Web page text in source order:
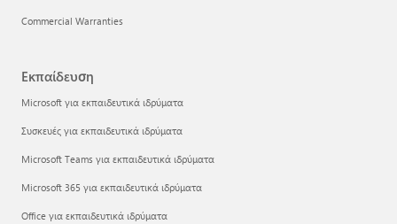
Commercial Warranties
Εκπαίδευση
Microsoft για εκπαιδευτικά ιδρύματα
Συσκευές για εκπαιδευτικά ιδρύματα
Microsoft Teams για εκπαιδευτικά ιδρύματα
Microsoft 365 για εκπαιδευτικά ιδρύματα
Office για εκπαιδευτικά ιδρύματα